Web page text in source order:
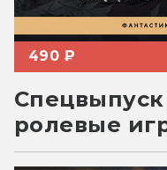
490 ₽
ролевые